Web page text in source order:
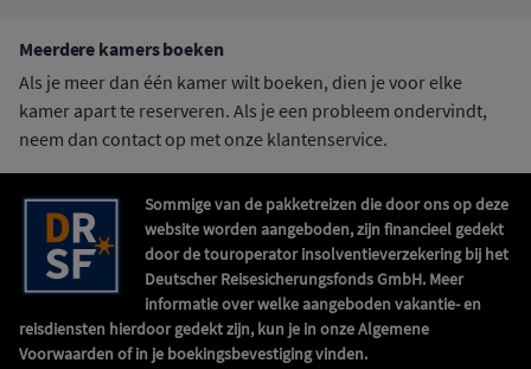
Meerdere kamers boeken
Als je meer dan één kamer wilt boeken, dien je voor elke
kamer apart te reserveren. Als je een probleem ondervindt,
neem dan contact op met onze klantenservice.
Sommige van de pakketreizen die door ons op deze
website worden aangeboden, zijn financieel gedekt
door de touroperator insolventieverzekering bij het
Deutscher Reisesicherungsfonds GmbH. Meer
informatie over welke aangeboden vakantie- en
reisdiensten hierdoor gedekt zijn, kun je in onze Algemene
Voorwaarden of in je boekingsbevestiging vinden.